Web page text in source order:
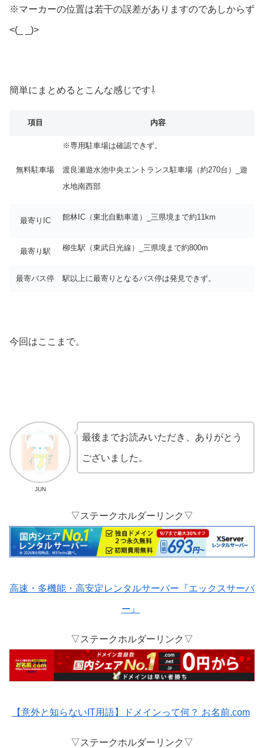
※マーカーの位置は若干の誤差がありますのであしからず
<(_ _)>
簡単にまとめるとこんな感じです⇩
項目 内容
無料駐車場
※専用駐車場は確認できず。
渡良瀬遊水池中央エントランス駐車場（約270台）_遊
水地南西部
最寄りIC 館林IC（東北自動車道）_三県境まで約11km
最寄り駅 柳生駅（東武日光線）_三県境まで約800m
最寄バス停 駅以上に最寄りとなるバス停は発見できず。
今回はここまで。
JUN
最後までお読みいただき、ありがとう
ございました。
▽ステークホルダーリンク▽
高速・多機能・高安定レンタルサーバー『エックスサーバ
ー』
▽ステークホルダーリンク▽
【意外と知らないIT用語】ドメインって何？ お名前.com
▽ステークホルダーリンク▽